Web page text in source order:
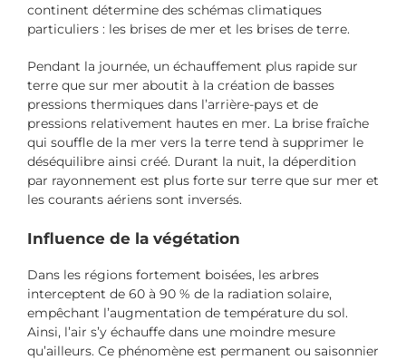
continent détermine des schémas climatiques
particuliers : les brises de mer et les brises de terre.
Pendant la journée, un échauffement plus rapide sur
terre que sur mer aboutit à la création de basses
pressions thermiques dans l’arrière-pays et de
pressions relativement hautes en mer. La brise fraîche
qui souffle de la mer vers la terre tend à supprimer le
déséquilibre ainsi créé. Durant la nuit, la déperdition
par rayonnement est plus forte sur terre que sur mer et
les courants aériens sont inversés.
Influence de la végétation
Dans les régions fortement boisées, les arbres
interceptent de 60 à 90 % de la radiation solaire,
empêchant l’augmentation de température du sol.
Ainsi, l’air s’y échauffe dans une moindre mesure
qu’ailleurs. Ce phénomène est permanent ou saisonnier